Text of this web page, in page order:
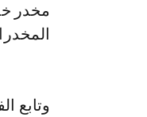
المخدرات في
وتابع